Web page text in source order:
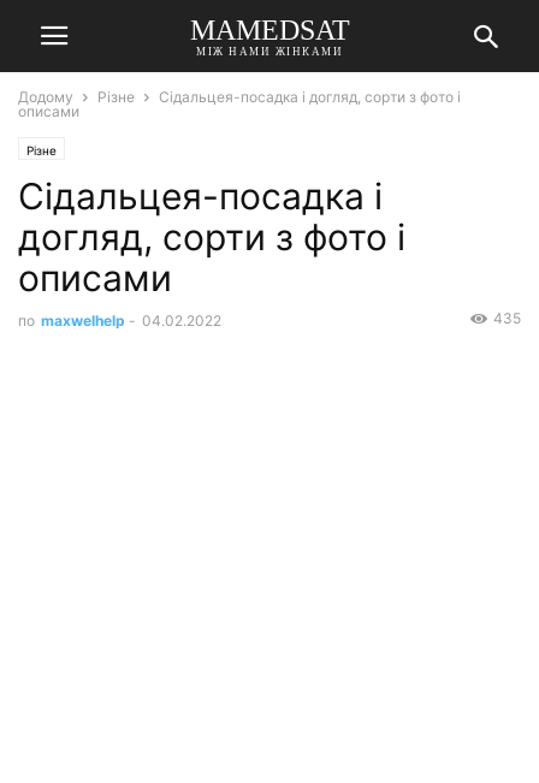
MAMEDSAT
МІЖ НАМИ ЖІНКАМИ
Додому Різне
Сідальцея-посадка і догляд, сорти з фото і
описами
Різне
Сідальцея-посадка і
догляд, сорти з фото і
описами
по maxwelhelp - 04.02.2022 435